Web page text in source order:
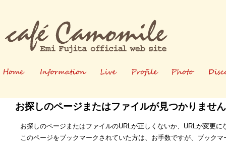
ホーム 情報 ライブ
プロフィー
写真
お探しのページまたはファイルが見つかりませ
お探しのページまたはファイルのURLが正しくないか、URLが変更
このページをブックマークされていた方は、お手数ですが、ブック